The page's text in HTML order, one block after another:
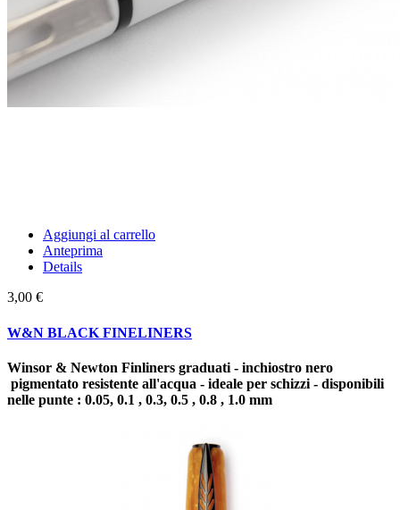
Aggiungi al carrello
Anteprima
Details
3,00 €
W&N BLACK FINELINERS
Winsor & Newton Finliners graduati - inchiostro nero
pigmentato resistente all'acqua - ideale per schizzi - disponibili
nelle punte : 0.05, 0.1 , 0.3, 0.5 , 0.8 , 1.0 mm